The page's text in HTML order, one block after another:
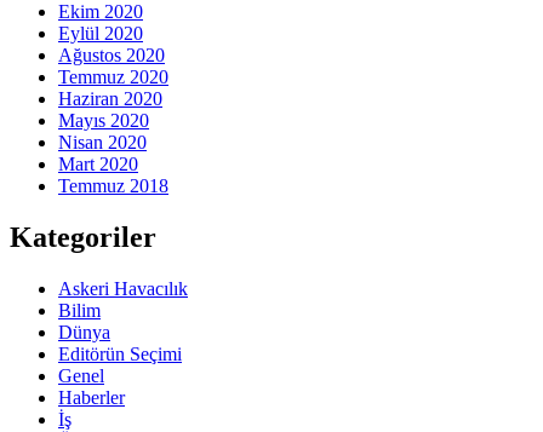
Ekim 2020
Eylül 2020
Ağustos 2020
Temmuz 2020
Haziran 2020
Mayıs 2020
Nisan 2020
Mart 2020
Temmuz 2018
Kategoriler
Askeri Havacılık
Bilim
Dünya
Editörün Seçimi
Genel
Haberler
İş